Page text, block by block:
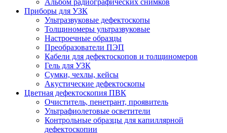
Альбом радиографических снимков
Приборы для УЗК
Ультразвуковые дефектоскопы
Толщиномеры ультразвуковые
Настроечные образцы
Преобразователи ПЭП
Кабели для дефектоскопов и толщиномеров
Гель для УЗК
Сумки, чехлы, кейсы
Акустические дефектоскопы
Цветная дефектоскопия ПВК
Очиститель, пенетрант, проявитель
Ультрафиолетовые осветители
Контрольные образцы для капиллярной
дефектоскопии